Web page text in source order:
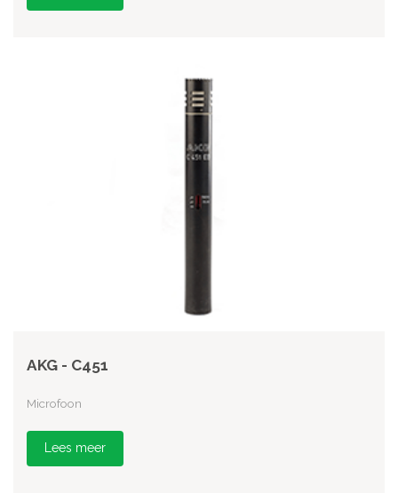
AKG - C451
Microfoon
Lees meer